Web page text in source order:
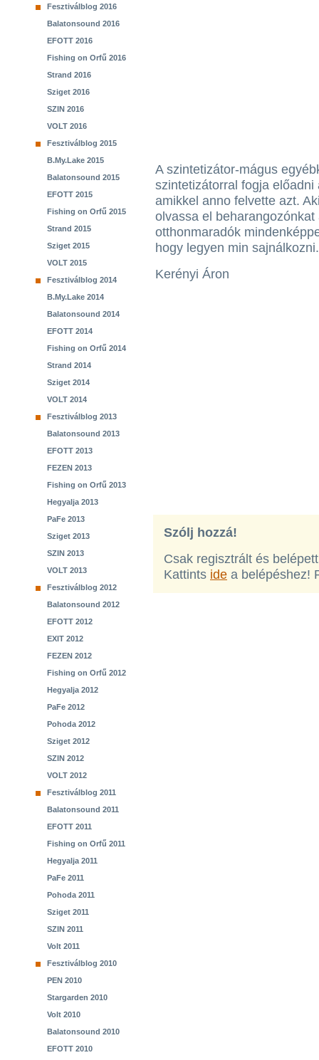
Fesztiválblog 2016
Balatonsound 2016
EFOTT 2016
Fishing on Orfű 2016
Strand 2016
Sziget 2016
SZIN 2016
VOLT 2016
Fesztiválblog 2015
B.My.Lake 2015
Balatonsound 2015
EFOTT 2015
Fishing on Orfű 2015
Strand 2015
Sziget 2015
VOLT 2015
Fesztiválblog 2014
B.My.Lake 2014
Balatonsound 2014
EFOTT 2014
Fishing on Orfű 2014
Strand 2014
Sziget 2014
VOLT 2014
Fesztiválblog 2013
Balatonsound 2013
EFOTT 2013
FEZEN 2013
Fishing on Orfű 2013
Hegyalja 2013
PaFe 2013
Sziget 2013
SZIN 2013
VOLT 2013
Fesztiválblog 2012
Balatonsound 2012
EFOTT 2012
EXIT 2012
FEZEN 2012
Fishing on Orfű 2012
Hegyalja 2012
PaFe 2012
Pohoda 2012
Sziget 2012
SZIN 2012
VOLT 2012
Fesztiválblog 2011
Balatonsound 2011
EFOTT 2011
Fishing on Orfű 2011
Hegyalja 2011
PaFe 2011
Pohoda 2011
Sziget 2011
SZIN 2011
Volt 2011
Fesztiválblog 2010
PEN 2010
Stargarden 2010
Volt 2010
Balatonsound 2010
EFOTT 2010
A szintetizátor-mágus
szintetizátorral fogja előadni
amikkel anno felvette azt.
olvassa el
otthonmaradók
hogy legyen min sajnálkozni.
Kerényi Áron
Szólj hozzá!
Csak regisztrált és
Kattints ide a belépéshez!